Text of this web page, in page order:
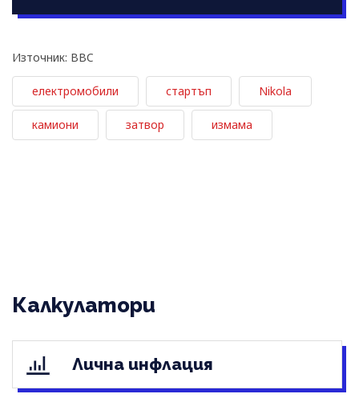
Източник: BBC
електромобили стартъп Nikola
камиони затвор измама
Калкулатори
Лична инфлация